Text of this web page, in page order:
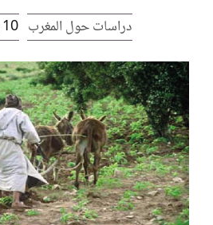
دراسات حول المغرب 10 يناير، 2015